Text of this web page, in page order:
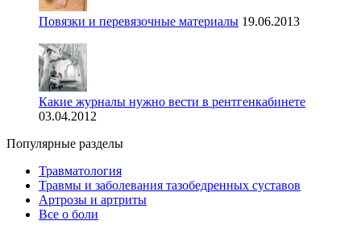
Повязки и перевязочные материалы 19.06.2013
Какие журналы нужно вести в рентгенкабинете
03.04.2012
Популярные разделы
Травматология
Травмы и заболевания тазобедренных суставов
Артрозы и артриты
Все о боли